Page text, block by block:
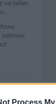
Process
verteilen.